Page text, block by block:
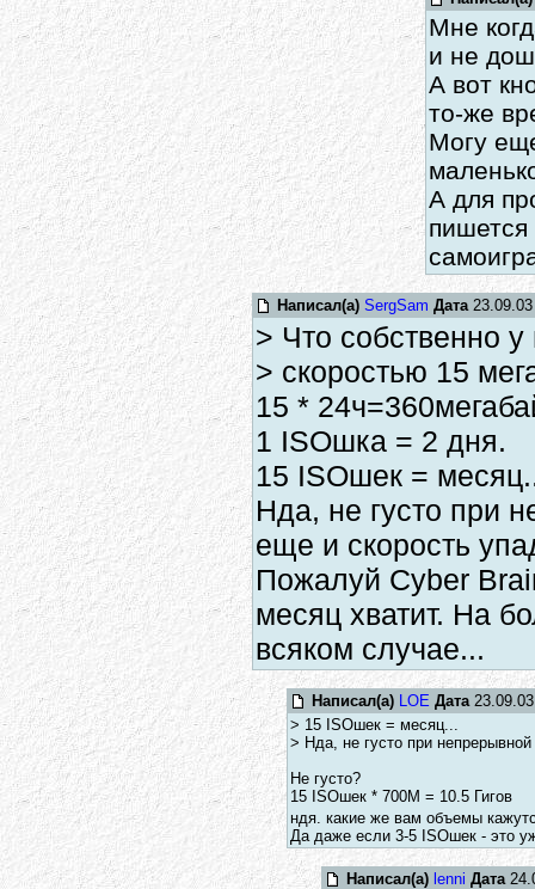
Мне
и не
А вот
то-же
Могу
А для
Написал(а) SergSam Дата23.09.03
> Что собственно
> скоростью 15
15 *
1 ISOшка = 2 дня.
15 ISOшек =
Нда, не густо при
еще и скорость
Пожалуй Cyber
месяц хватит. На
всяком случае...
Написал(а) LOE Дата
> 15 ISOшек = месяц...
> Нда, не густо при непрерывной
Не густо?
15 ISOшек * 700M = 10.5 Гигов
ндя. какие же вам объемы
Да даже если 3-5 ISOшек - это
Написал(а) lenni Дата